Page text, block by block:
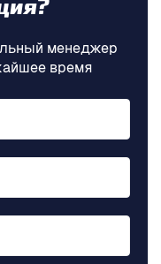
менеджер
время